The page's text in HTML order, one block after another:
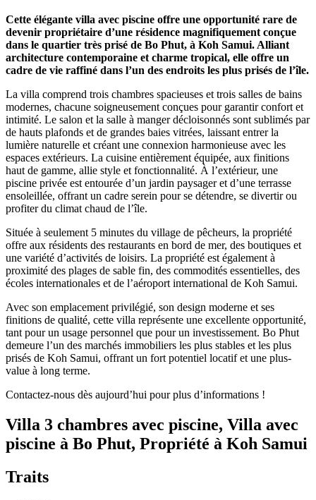
Cette élégante villa avec piscine offre une opportunité rare de
devenir propriétaire d’une résidence magnifiquement conçue
dans le quartier très prisé de Bo Phut, à Koh Samui. Alliant
architecture contemporaine et charme tropical, elle offre un
cadre de vie raffiné dans l’un des endroits les plus prisés de l’île.
La villa comprend trois chambres spacieuses et trois salles de bains
modernes, chacune soigneusement conçues pour garantir confort et
intimité. Le salon et la salle à manger décloisonnés sont sublimés par
de hauts plafonds et de grandes baies vitrées, laissant entrer la
lumière naturelle et créant une connexion harmonieuse avec les
espaces extérieurs. La cuisine entièrement équipée, aux finitions
haut de gamme, allie style et fonctionnalité. À l’extérieur, une
piscine privée est entourée d’un jardin paysager et d’une terrasse
ensoleillée, offrant un cadre serein pour se détendre, se divertir ou
profiter du climat chaud de l’île.
Située à seulement 5 minutes du village de pêcheurs, la propriété
offre aux résidents des restaurants en bord de mer, des boutiques et
une variété d’activités de loisirs. La propriété est également à
proximité des plages de sable fin, des commodités essentielles, des
écoles internationales et de l’aéroport international de Koh Samui.
Avec son emplacement privilégié, son design moderne et ses
finitions de qualité, cette villa représente une excellente opportunité,
tant pour un usage personnel que pour un investissement. Bo Phut
demeure l’un des marchés immobiliers les plus stables et les plus
prisés de Koh Samui, offrant un fort potentiel locatif et une plus-
value à long terme.
Contactez-nous dès aujourd’hui pour plus d’informations !
Villa 3 chambres avec piscine, Villa avec
piscine à Bo Phut, Propriété à Koh Samui
Traits